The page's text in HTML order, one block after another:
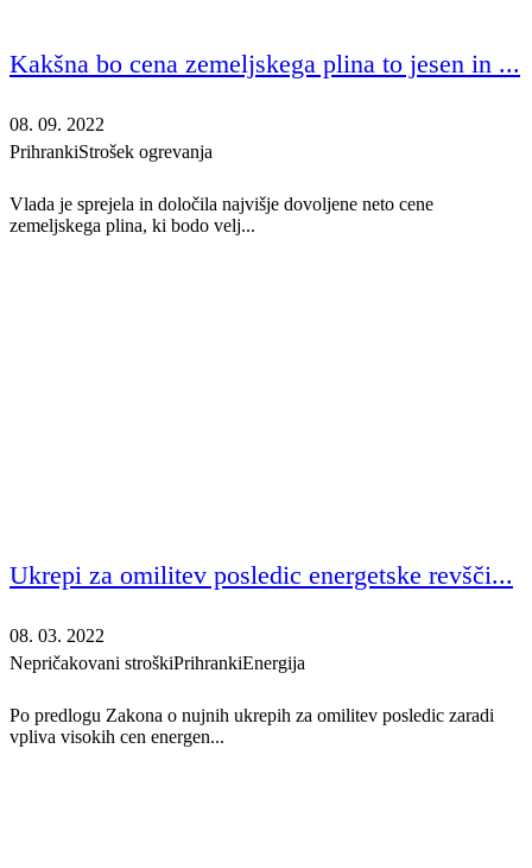
Kakšna bo cena zemeljskega plina to jesen in ...
08. 09. 2022
PrihrankiStrošek ogrevanja
Vlada je sprejela in določila najvišje dovoljene neto cene
zemeljskega plina, ki bodo velj...
Ukrepi za omilitev posledic energetske revšči...
08. 03. 2022
Nepričakovani stroškiPrihrankiEnergija
Po predlogu Zakona o nujnih ukrepih za omilitev posledic zaradi
vpliva visokih cen energen...